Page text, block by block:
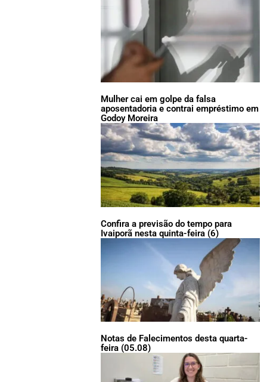
Mulher cai em golpe da falsa
aposentadoria e contrai empréstimo em
Godoy Moreira
Confira a previsão do tempo para
Ivaiporã nesta quinta-feira (6)
Notas de Falecimentos desta quarta-
feira (05.08)